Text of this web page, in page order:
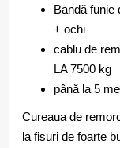
Bandă funie
+ ochi
cablu de
LA 7500 kg
până la 5
Cureaua de
la fisuri de foarte